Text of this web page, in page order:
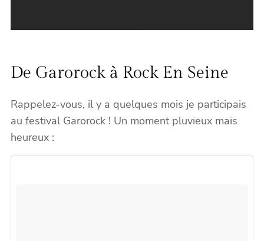
De Garorock à Rock En Seine
Rappelez-vous, il y a quelques mois je participais
au festival Garorock ! Un moment pluvieux mais
heureux :